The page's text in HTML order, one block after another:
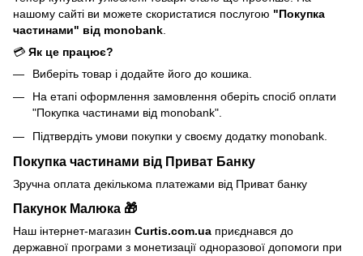
нашому сайті ви можете скористатися послугою "Покупка
частинами" від monobank
💳 Як це працює?
Виберіть товар і додайте його до кошика.
На етапі оформлення замовлення оберіть спосіб оплати
"Покупка частинами від monobank".
Підтвердіть умови покупки у своєму додатку monobank.
Покупка частинами від Приват Банку
Зручна оплата декількома платежами від Приват банку
Пакунок Малюка 🎁
Наш інтернет-магазин Curtis.com.ua приєднався до
державної програми з монетизації одноразової допомоги при